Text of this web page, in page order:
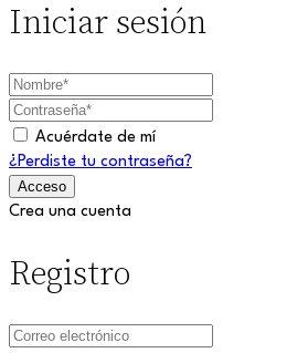
Iniciar sesión
Acuérdate de mí
¿Perdiste tu contraseña?
Crea una cuenta
Registro